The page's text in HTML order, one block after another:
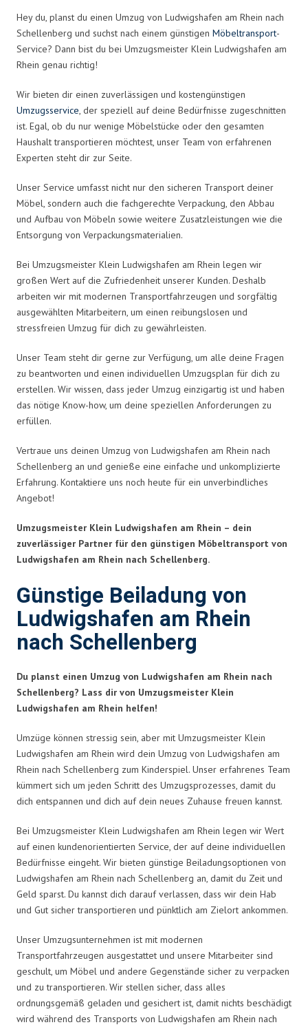
Hey du, planst du einen Umzug von Ludwigshafen am Rhein nach
Schellenberg und suchst nach einem günstigen Möbeltransport-
Service? Dann bist du bei Umzugsmeister Klein Ludwigshafen am
Rhein genau richtig!
Wir bieten dir einen zuverlässigen und kostengünstigen
Umzugsservice, der speziell auf deine Bedürfnisse zugeschnitten
ist. Egal, ob du nur wenige Möbelstücke oder den gesamten
Haushalt transportieren möchtest, unser Team von erfahrenen
Experten steht dir zur Seite.
Unser Service umfasst nicht nur den sicheren Transport deiner
Möbel, sondern auch die fachgerechte Verpackung, den Abbau
und Aufbau von Möbeln sowie weitere Zusatzleistungen wie die
Entsorgung von Verpackungsmaterialien.
Bei Umzugsmeister Klein Ludwigshafen am Rhein legen wir
großen Wert auf die Zufriedenheit unserer Kunden. Deshalb
arbeiten wir mit modernen Transportfahrzeugen und sorgfältig
ausgewählten Mitarbeitern, um einen reibungslosen und
stressfreien Umzug für dich zu gewährleisten.
Unser Team steht dir gerne zur Verfügung, um alle deine Fragen
zu beantworten und einen individuellen Umzugsplan für dich zu
erstellen. Wir wissen, dass jeder Umzug einzigartig ist und haben
das nötige Know-how, um deine speziellen Anforderungen zu
erfüllen.
Vertraue uns deinen Umzug von Ludwigshafen am Rhein nach
Schellenberg an und genieße eine einfache und unkomplizierte
Erfahrung. Kontaktiere uns noch heute für ein unverbindliches
Angebot!
Umzugsmeister Klein Ludwigshafen am Rhein – dein
zuverlässiger Partner für den günstigen Möbeltransport von
Ludwigshafen am Rhein nach Schellenberg.
Günstige Beiladung von
Ludwigshafen am Rhein
nach Schellenberg
Du planst einen Umzug von Ludwigshafen am Rhein nach
Schellenberg? Lass dir von Umzugsmeister Klein
Ludwigshafen am Rhein helfen!
Umzüge können stressig sein, aber mit Umzugsmeister Klein
Ludwigshafen am Rhein wird dein Umzug von Ludwigshafen am
Rhein nach Schellenberg zum Kinderspiel. Unser erfahrenes Team
kümmert sich um jeden Schritt des Umzugsprozesses, damit du
dich entspannen und dich auf dein neues Zuhause freuen kannst.
Bei Umzugsmeister Klein Ludwigshafen am Rhein legen wir Wert
auf einen kundenorientierten Service, der auf deine individuellen
Bedürfnisse eingeht. Wir bieten günstige Beiladungsoptionen von
Ludwigshafen am Rhein nach Schellenberg an, damit du Zeit und
Geld sparst. Du kannst dich darauf verlassen, dass wir dein Hab
und Gut sicher transportieren und pünktlich am Zielort ankommen.
Unser Umzugsunternehmen ist mit modernen
Transportfahrzeugen ausgestattet und unsere Mitarbeiter sind
geschult, um Möbel und andere Gegenstände sicher zu verpacken
und zu transportieren. Wir stellen sicher, dass alles
ordnungsgemäß geladen und gesichert ist, damit nichts beschädigt
wird während des Transports von Ludwigshafen am Rhein nach